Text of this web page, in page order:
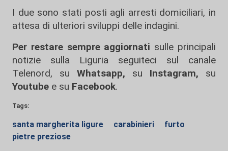
I due sono stati posti agli arresti domiciliari, in
attesa di ulteriori sviluppi delle indagini.
Per restare sempre aggiornati sulle principali
notizie sulla Liguria seguiteci sul canale
Telenord, su
Whatsapp, su Instagram, su
Youtube e su Facebook.
Tags:
santa margherita ligure carabinieri
furto
pietre preziose